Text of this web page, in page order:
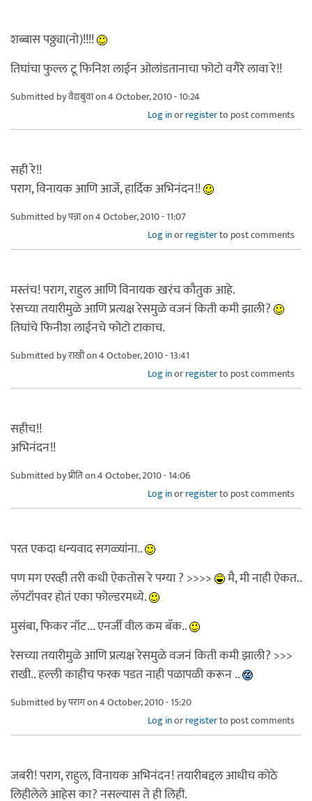
शब्बास पठ्ठ्या(नो)!!!!
तिघांचा फुल्ल टू फिनिश लाईन ओलांडतानाचा फोटो वगैरे लावा रे!!
Submitted byवैद्यबुवाon 4 October, 2010 - 10:24
Log inorregisterto post comments
सही रे!!
पराग, विनायक आणि आर्जे, हार्दिक अभिनंदन!!
Submitted byपन्नाon 4 October, 2010 - 11:07
Log inorregisterto post comments
मस्तंच! पराग, राहुल आणि विनायक खरंच कौतुक आहे.
रेसच्या तयारीमुळे आणि प्रत्यक्ष रेसमुळे वजनं किती कमी झाली?
तिघांचे फिनीश लाईनचे फोटो टाकाच.
Submitted byराखीon 4 October, 2010 - 13:41
Log inorregisterto post comments
सहीच!!
अभिनंदन!!
Submitted byप्रीतिon 4 October, 2010 - 14:06
Log inorregisterto post comments
परत एकदा धन्यवाद सगळ्यांना..
पण मग एरव्ही तरी कधी ऐकतोस रे पग्या ? >>>>
मै, मी नाही ऐकत..
लॅपटॉपवर होतं एका फोल्डरमध्ये.
मुसंबा, फिकर नॉट... एनर्जी वील कम बॅक..
रेसच्या तयारीमुळे आणि प्रत्यक्ष रेसमुळे वजनं किती कमी झाली? >>>
राखी.. हल्ली काहीच फरक पडत नाही पळापळी करून ..
Submitted byपरागon 4 October, 2010 - 15:20
Log inorregisterto post comments
जबरी! पराग, राहुल, विनायक अभिनंदन! तयारीबद्दल आधीच कोठे
लिहीलेले आहेस का? नसल्यास ते ही लिही.